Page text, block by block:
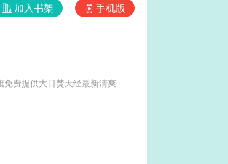
手机版
加入书架
费提供大日焚天经最新清爽